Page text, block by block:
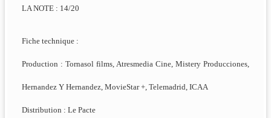
LA NOTE : 14/20
Fiche technique :
Production : Tornasol films, Atresmedia Cine, Mistery Producciones,
Hernandez Y Hernandez, MovieStar +, Telemadrid, ICAA
Distribution : Le Pacte